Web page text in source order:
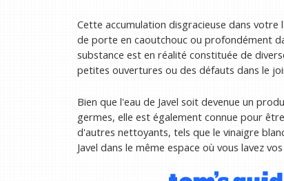
Cette accumulation disgracieuse dans votre
de porte en caoutchouc ou profondément
substance est en réalité constituée de
petites ouvertures ou des défauts dans le
Bien que l'eau de Javel soit devenue un
germes, elle est également connue pour
d'autres nettoyants, tels que le vinaigre
Javel dans le même espace où vous lavez